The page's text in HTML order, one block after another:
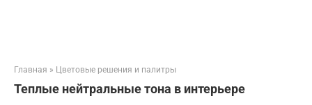
Главная » Цветовые решения и палитры
Теплые нейтральные тона в интерьере